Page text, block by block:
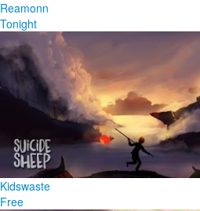
Reamonn
Tonight
Kidswaste
Free